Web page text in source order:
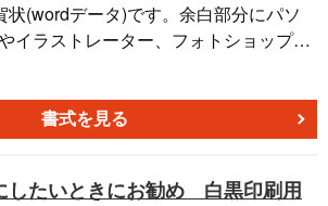
状(wordデータ)です。余白部分にパソ
イラストレーター、フォトショップな
番号、ご住所、電話番号、名前などを
、お店のチラシなどにも使用できるお
賀状素材です。
書式を見る
したいときにお勧め 白黒印刷用